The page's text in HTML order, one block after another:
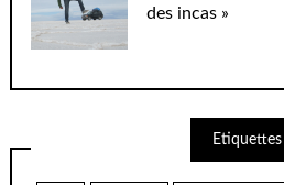
des incas »
Etiquettes